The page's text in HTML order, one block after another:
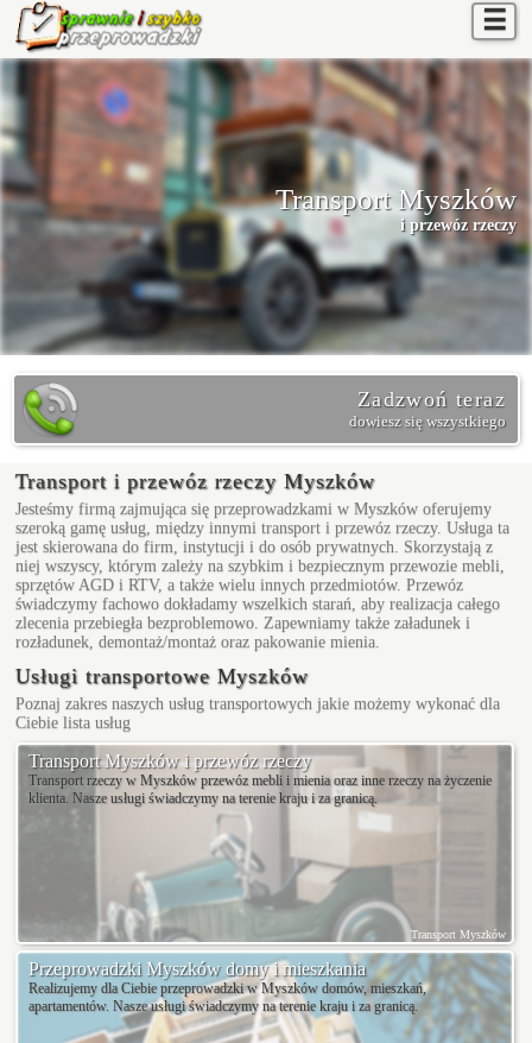
☰
Transport Myszków
i przewóz rzeczy
Zadzwoń teraz
dowiesz się wszystkiego
Transport i przewóz rzeczy Myszków
Jesteśmy firmą zajmująca się przeprowadzkami w Myszków oferujemy
szeroką gamę usług, między innymi transport i przewóz rzeczy. Usługa ta
jest skierowana do firm, instytucji i do osób prywatnych. Skorzystają z
niej wszyscy, którym zależy na szybkim i bezpiecznym przewozie mebli,
sprzętów AGD i RTV, a także wielu innych przedmiotów. Przewóz
świadczymy fachowo dokładamy wszelkich starań, aby realizacja całego
zlecenia przebiegła bezproblemowo. Zapewniamy także załadunek i
rozładunek, demontaż/montaż oraz pakowanie mienia.
Usługi transportowe Myszków
Poznaj zakres naszych usług transportowych jakie możemy wykonać dla
Ciebie lista usług
Transport Myszków i przewóz rzeczy
Transport rzeczy w Myszków przewóz mebli i mienia oraz inne rzeczy na życzenie
klienta. Nasze usługi świadczymy na terenie kraju i za granicą.
Transport Myszków
Przeprowadzki Myszków domy i mieszkania
Realizujemy dla Ciebie przeprowadzki w Myszków domów, mieszkań,
apartamentów. Nasze usługi świadczymy na terenie kraju i za granicą.